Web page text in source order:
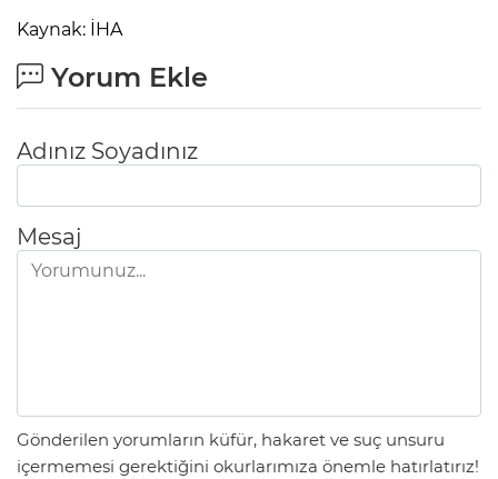
Kaynak: İHA
Yorum Ekle
Adınız Soyadınız
Mesaj
Gönderilen yorumların küfür, hakaret ve suç unsuru
içermemesi gerektiğini okurlarımıza önemle hatırlatırız!